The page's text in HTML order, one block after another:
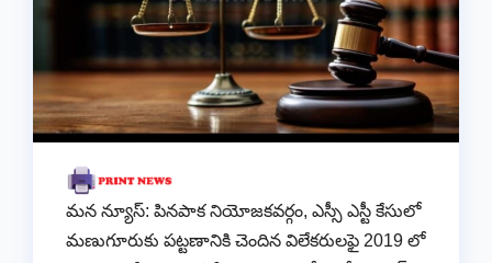
మన న్యూస్: పినపాక నియోజకవర్గం, ఎస్సీ ఎస్టీ కేసులో
మణుగూరుకు పట్టణానికి చెందిన విలేకరులఫై 2019 లో